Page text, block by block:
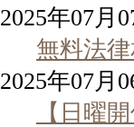
2025年07月
無料法
2025年07月
【日曜